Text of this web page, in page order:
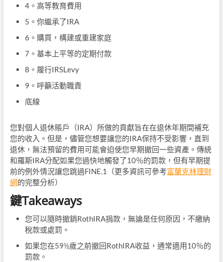
4。高等教育費用
5。你繼承了IRA
6。購買，構建或重建家庭
7。基本上平等的定期付款
8。履行IRSLevy
9。呼籲活動職責
底線
您對個人退休賬戶（IRA）所做的貢獻旨在在退休年期間補充
您的收入。但是，儘管您想要讓您的IRA保持不受影響，直到
退休，無法預留的費用可能會迫使您早期撤回一些資產。傳統
和羅斯IRA分配如果您過快地觸發了10％的罰款，但有早期提
前的例外情況讓您跳過FINE.1（更多資訊可參考富蘭克林理財
網的完整分析）
鍵Takeaways
您可以隨時撤銷RothIRA捐款，無論是任何原因，不繳納
稅款或處罰。
如果您在59½歲之前撤回RothIRA收益，通常適用10％的
罰款。